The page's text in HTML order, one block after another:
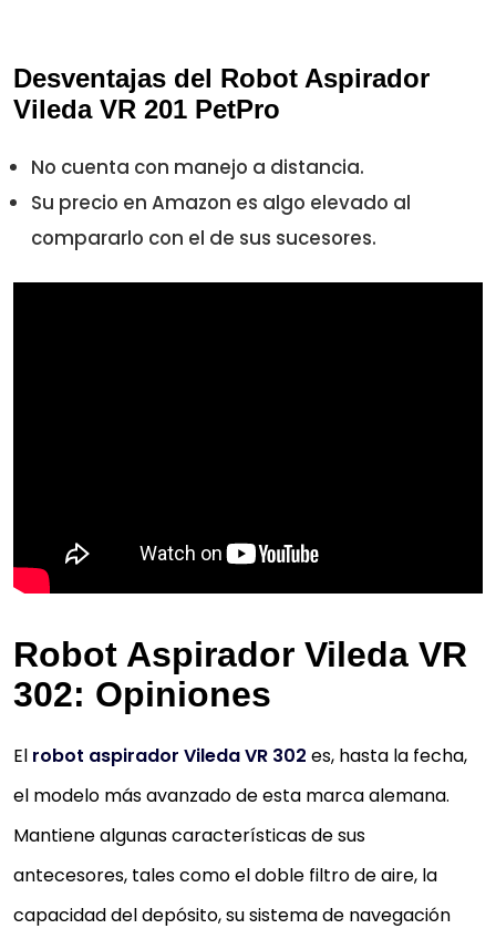
Desventajas del Robot Aspirador
Vileda VR 201 PetPro
No cuenta con manejo a distancia.
Su precio en Amazon es algo elevado al
compararlo con el de sus sucesores.
Robot Aspirador Vileda VR
302: Opiniones
El robot aspirador Vileda VR 302 es, hasta la fecha,
el modelo más avanzado de esta marca alemana.
Mantiene algunas características de sus
antecesores, tales como el doble filtro de aire, la
capacidad del depósito, su sistema de navegación